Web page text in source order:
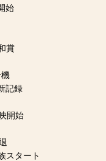
始
賞
記録
開始
スタート